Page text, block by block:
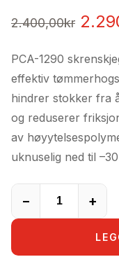
2.400,00kr
var:
PCA-1290
effektiv
hindrer stokker fra
og reduserer
av
uknuselig ned til –30
− +